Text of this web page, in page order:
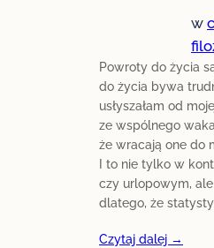
w
Powroty do życia
do życia bywa
usłyszałam od
ze wspólnego
że wracają one do
I to nie tylko w
czy urlopowym,
dlatego, że
Czytaj dalej →